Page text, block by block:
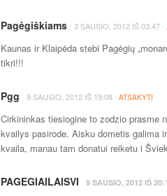
Pagėgiškiams 3 SAUSIO, 2012 IŠ03:47 ·
Kaunas ir Klaipėda stebi Pagėgių
tikri!!!
Pgg 9 SAUSIO, 2012 IŠ 19:08 · ATSAKYTI
Cirkininkas tiesiogine to zodzio prasme
kvailys pasirode. Aisku dometis galima
kvaila, manau tam donatui reiketu i
PAGEGIAILAISVI 9 SAUSIO, 2012 IŠ